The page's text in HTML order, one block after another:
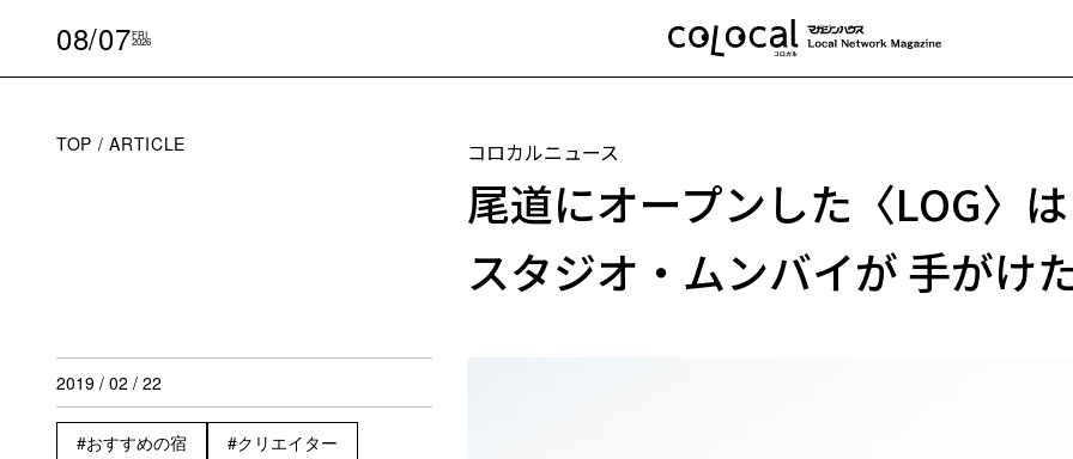
08/07FRI
2026
TOP ARTICLE コロカルニュース
尾道にオープンした〈LOG〉は
スタジオ・ムンバイが 手がけ
2019 / 02 / 22
おすすめの宿
クリエイター